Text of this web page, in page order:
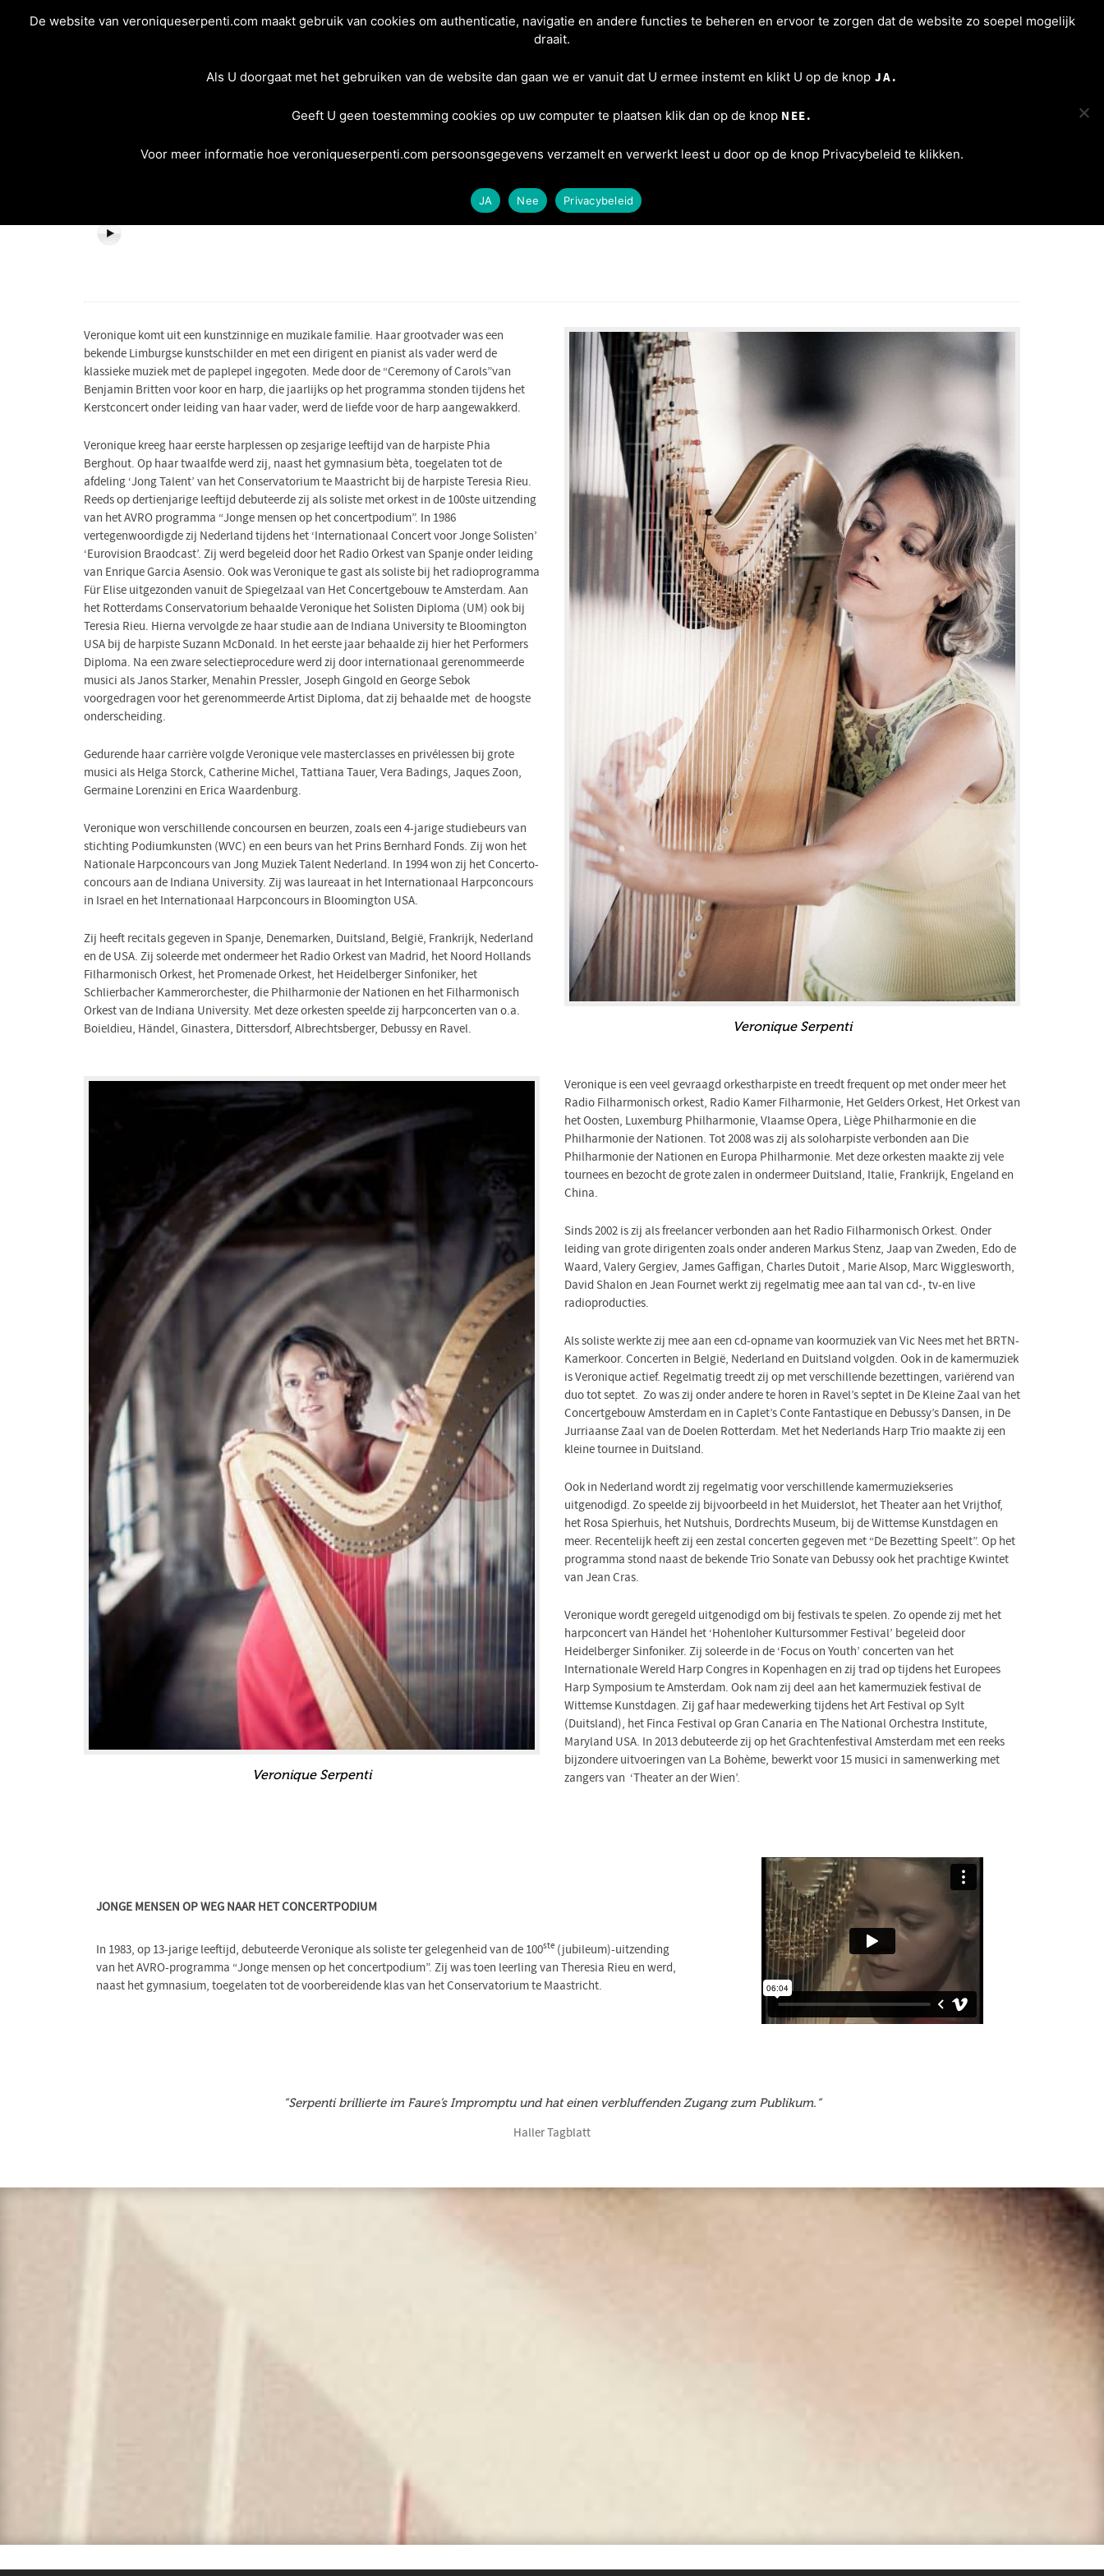
Biografie
Veronique komt uit een kunstzinnige en muzikale familie. Haar grootvader was een
bekende Limburgse kunstschilder en met een dirigent en pianist als vader werd de
klassieke muziek met de paplepel ingegoten. Mede door de “Ceremony of Carols”van
Benjamin Britten voor koor en harp, die jaarlijks op het programma stonden tijdens het
Kerstconcert onder leiding van haar vader, werd de liefde voor de harp aangewakkerd.
Veronique kreeg haar eerste harplessen op zesjarige leeftijd van de harpiste Phia
Berghout. Op haar twaalfde werd zij, naast het gymnasium bèta, toegelaten tot de
afdeling ‘Jong Talent’ van het Conservatorium te Maastricht bij de harpiste Teresia Rieu.
Reeds op dertienjarige leeftijd debuteerde zij als soliste met orkest in de 100ste uitzending
van het AVRO programma “Jonge mensen op het concertpodium”. In 1986
vertegenwoordigde zij Nederland tijdens het ‘Internationaal Concert voor Jonge Solisten’
‘Eurovision Braodcast’. Zij werd begeleid door het Radio Orkest van Spanje onder leiding
van Enrique Garcia Asensio. Ook was Veronique te gast als soliste bij het radioprogramma
Für Elise uitgezonden vanuit de Spiegelzaal van Het Concertgebouw te Amsterdam. Aan
het Rotterdams Conservatorium behaalde Veronique het Solisten Diploma (UM) ook bij
Teresia Rieu. Hierna vervolgde ze haar studie aan de Indiana University te Bloomington
USA bij de harpiste Suzann McDonald. In het eerste jaar behaalde zij hier het Performers
Diploma. Na een zware selectieprocedure werd zij door internationaal gerenommeerde
musici als Janos Starker, Menahin Pressler, Joseph Gingold en George Sebok
voorgedragen voor het gerenommeerde Artist Diploma, dat zij behaalde met de hoogste
onderscheiding.
Gedurende haar carrière volgde Veronique vele masterclasses en privélessen bij grote
musici als Helga Storck, Catherine Michel, Tattiana Tauer, Vera Badings, Jaques Zoon,
Germaine Lorenzini en Erica Waardenburg.
Veronique won verschillende concoursen en beurzen, zoals een 4-jarige studiebeurs van
stichting Podiumkunsten (WVC) en een beurs van het Prins Bernhard Fonds. Zij won het
Nationale Harpconcours van Jong Muziek Talent Nederland. In 1994 won zij het Concerto-
concours aan de Indiana University. Zij was laureaat in het Internationaal Harpconcours
in Israel en het Internationaal Harpconcours in Bloomington USA.
Zij heeft recitals gegeven in Spanje, Denemarken, Duitsland, België, Frankrijk, Nederland
en de USA. Zij soleerde met ondermeer het Radio Orkest van Madrid, het Noord Hollands
Filharmonisch Orkest, het Promenade Orkest, het Heidelberger Sinfoniker, het
Schlierbacher Kammerorchester, die Philharmonie der Nationen en het Filharmonisch
Orkest van de Indiana University. Met deze orkesten speelde zij harpconcerten van o.a.
Boieldieu, Händel, Ginastera, Dittersdorf, Albrechtsberger, Debussy en Ravel.
Veronique Serpenti
Veronique Serpenti
Veronique is een veel gevraagd orkestharpiste en treedt frequent op met onder meer het
Radio Filharmonisch orkest, Radio Kamer Filharmonie, Het Gelders Orkest, Het Orkest van
het Oosten, Luxemburg Philharmonie, Vlaamse Opera, Liège Philharmonie en die
Philharmonie der Nationen. Tot 2008 was zij als soloharpiste verbonden aan Die
Philharmonie der Nationen en Europa Philharmonie. Met deze orkesten maakte zij vele
tournees en bezocht de grote zalen in ondermeer Duitsland, Italie, Frankrijk, Engeland en
China.
Sinds 2002 is zij als freelancer verbonden aan het Radio Filharmonisch Orkest. Onder
leiding van grote dirigenten zoals onder anderen Markus Stenz, Jaap van Zweden, Edo de
Waard, Valery Gergiev, James Gaffigan, Charles Dutoit , Marie Alsop, Marc Wigglesworth,
David Shalon en Jean Fournet werkt zij regelmatig mee aan tal van cd-, tv-en live
radioproducties.
Als soliste werkte zij mee aan een cd-opname van koormuziek van Vic Nees met het BRTN-
Kamerkoor. Concerten in België, Nederland en Duitsland volgden. Ook in de kamermuziek
is Veronique actief. Regelmatig treedt zij op met verschillende bezettingen, variërend van
duo tot septet. Zo was zij onder andere te horen in Ravel’s septet in De Kleine Zaal van het
Concertgebouw Amsterdam en in Caplet’s Conte Fantastique en Debussy’s Dansen, in De
Jurriaanse Zaal van de Doelen Rotterdam. Met het Nederlands Harp Trio maakte zij een
kleine tournee in Duitsland.
Ook in Nederland wordt zij regelmatig voor verschillende kamermuziekseries
uitgenodigd. Zo speelde zij bijvoorbeeld in het Muiderslot, het Theater aan het Vrijthof,
het Rosa Spierhuis, het Nutshuis, Dordrechts Museum, bij de Wittemse Kunstdagen en
meer. Recentelijk heeft zij een zestal concerten gegeven met “De Bezetting Speelt”. Op het
programma stond naast de bekende Trio Sonate van Debussy ook het prachtige Kwintet
van Jean Cras.
Veronique wordt geregeld uitgenodigd om bij festivals te spelen. Zo opende zij met het
harpconcert van Händel het ‘Hohenloher Kultursommer Festival’ begeleid door
Heidelberger Sinfoniker. Zij soleerde in de ‘Focus on Youth’ concerten van het
Internationale Wereld Harp Congres in Kopenhagen en zij trad op tijdens het Europees
Harp Symposium te Amsterdam. Ook nam zij deel aan het kamermuziek festival de
Wittemse Kunstdagen. Zij gaf haar medewerking tijdens het Art Festival op Sylt
(Duitsland), het Finca Festival op Gran Canaria en The National Orchestra Institute,
Maryland USA. In 2013 debuteerde zij op het Grachtenfestival Amsterdam met een reeks
bijzondere uitvoeringen van La Bohème, bewerkt voor 15 musici in samenwerking met
zangers van ‘Theater an der Wien’.
JONGE MENSEN OP WEG NAAR HET CONCERTPODIUM
In 1983, op 13-jarige leeftijd, debuteerde Veronique als soliste ter gelegenheid van de 100ste (jubileum)-uitzending
van het AVRO-programma “Jonge mensen op het concertpodium”. Zij was toen leerling van Theresia Rieu en werd,
naast het gymnasium, toegelaten tot de voorbereidende klas van het Conservatorium te Maastricht.
“Serpenti brillierte im Faure’s Impromptu und hat einen verbluffenden Zugang zum Publikum.“
Haller Tagblatt
De website van veroniqueserpenti.com maakt gebruik van cookies om authenticatie, navigatie en andere functies te beheren en ervoor te zorgen dat de website zo soepel mogelijk
draait.
Als U doorgaat met het gebruiken van de website dan gaan we er vanuit dat U ermee instemt en klikt U op de knop JA.
Geeft U geen toestemming cookies op uw computer te plaatsen klik dan op de knop NEE.
Voor meer informatie hoe veroniqueserpenti.com persoonsgegevens verzamelt en verwerkt leest u door op de knop Privacybeleid te klikken.
JA Nee Privacybeleid